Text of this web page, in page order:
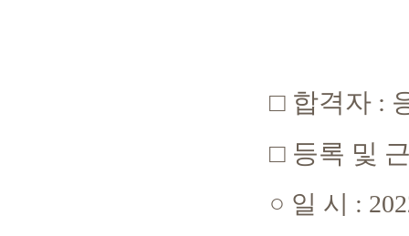
□ 합격자 :
□ 등록 및
○ 일 시 :